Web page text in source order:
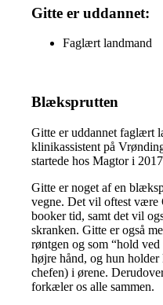
Gitte er uddannet:
Faglært landmand
Blæksprutten
Gitte er uddannet faglært
klinikassistent på
startede hos Magtor i
Gitte er noget af en
vegne. Det vil oftest være
booker tid, samt det vil
skranken. Gitte er også
røntgen og som “hold
højre hånd, og hun
chefen) i ørene.
forkæler os alle sammen.